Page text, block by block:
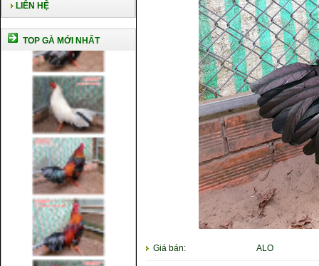
LIÊN HỆ
TOP GÀ MỚI NHẤT
Giá bán: ALO